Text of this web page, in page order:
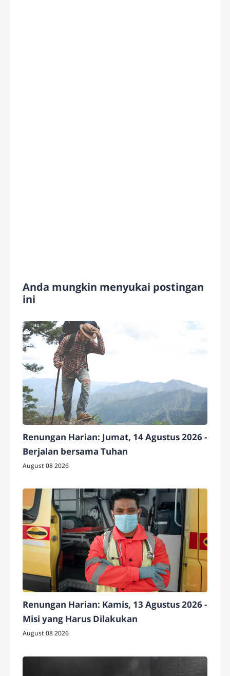
Anda mungkin menyukai postingan
ini
Renungan Harian: Jumat, 14 Agustus 2026 -
Berjalan bersama Tuhan
August 08 2026
Renungan Harian: Kamis, 13 Agustus 2026 -
Misi yang Harus Dilakukan
August 08 2026